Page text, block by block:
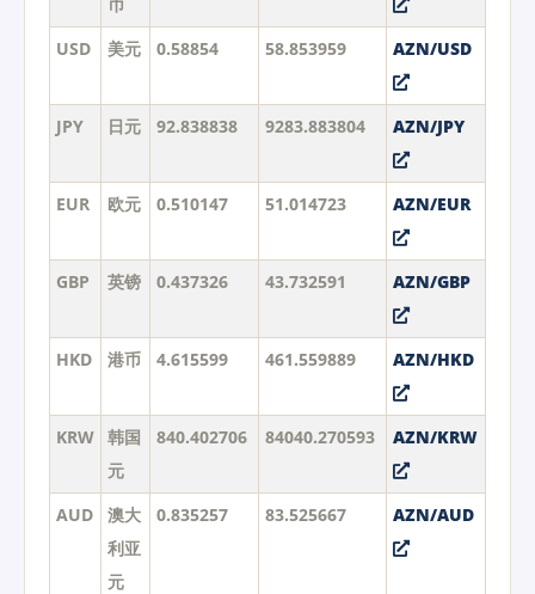
USD
美元 0.58854 58.853959 AZN/USD
JPY 日元 92.838838 9283.883804 AZN/JPY
EUR 欧元 0.510147 51.014723 AZN/EUR
GBP 英镑 0.437326 43.732591 AZN/GBP
HKD 港币 4.615599 461.559889 AZN/HKD
KRW 韩国
元
840.402706 84040.270593 AZN/KRW
AUD
澳大
利亚
元
0.835257 83.525667 AZN/AUD